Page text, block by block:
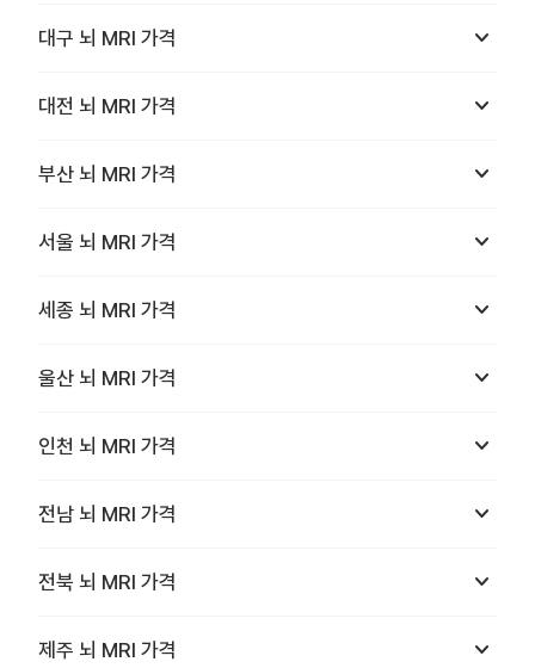
대구 뇌 MRI 가격 keyboard_arrow_down
대전 뇌 MRI 가격 keyboard_arrow_down
부산 뇌 MRI 가격 keyboard_arrow_down
서울 뇌 MRI 가격 keyboard_arrow_down
세종 뇌 MRI 가격 keyboard_arrow_down
울산 뇌 MRI 가격 keyboard_arrow_down
인천 뇌 MRI 가격 keyboard_arrow_down
전남 뇌 MRI 가격 keyboard_arrow_down
전북 뇌 MRI 가격 keyboard_arrow_down
제주 뇌 MRI 가격 keyboard_arrow_down